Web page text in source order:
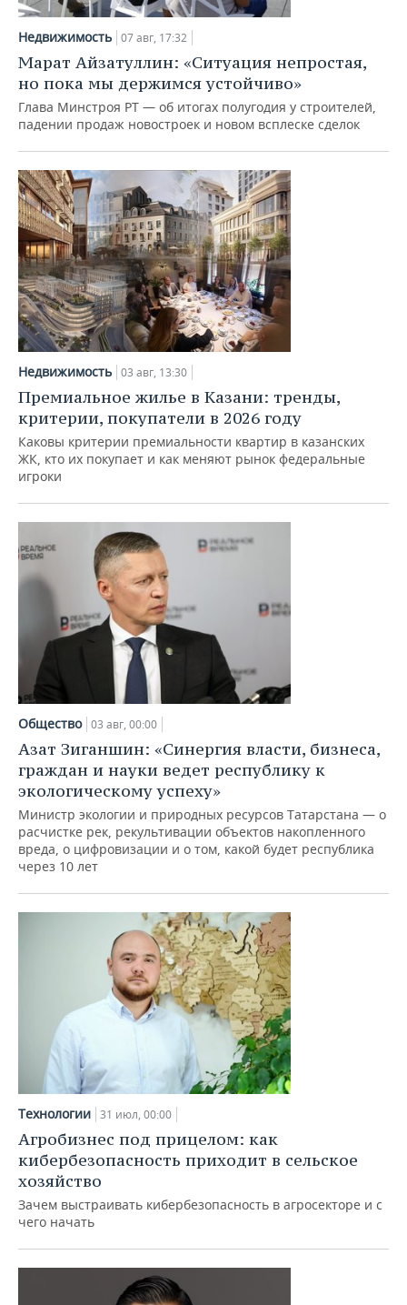
НЕФТЕХИМИЯ
НЕФТЬ
ОПК
ЭНЕРГЕТИКА
РОЗНИЧНАЯ ТОРГОВЛЯ
ТРАНСПОРТ
УСЛУГИ
НОВОСТИ ТЕХНОЛОГИЙ
МЕДИА
МЕРОПРИЯТИЯ
НОВОСТИ МЕРОПРИЯТИЙ
ВЫЕЗДНАЯ РЕДАКЦИЯ
ONLINE-КОНФЕРЕНЦИИ
ОТКРЫТАЯ ЛЕКЦИЯ
СПОРТ
НОВОСТИ СПОРТА
ХОККЕЙ
БАСКЕТБОЛ
ВОЛЕЙБОЛ
КИБЕРСПОРТ
ФИГУРНОЕ КАТАНИЕ
ВОДНЫЕ ВИДЫ СПОРТА
ХОККЕЙ С МЯЧОМ
ОБЩЕСТВО
ВЛАСТЬ
ИНФРАСТРУКТУРА
ИСТОРИЯ
КУЛЬТУРА
МЕДИЦИНА
ОБРАЗОВАНИЕ
ПРОИСШЕСТВИЯ
СЮЖЕТЫ
СПРАВОЧНИК
СПИСОК ПЕРСОН
СПИСОК КОМПАНИЙ
ПОЛНАЯ ВЕРСИЯ
Недвижимость 07 авг, 17:32
Марат Айзатуллин: «Ситуация непростая,
но пока мы держимся устойчиво»
Глава Минстроя РТ — об итогах полугодия у строителей,
падении продаж новостроек и новом всплеске сделок
Недвижимость 03 авг, 13:30
Премиальное жилье в Казани: тренды,
критерии, покупатели в 2026 году
Каковы критерии премиальности квартир в казанских
ЖК, кто их покупает и как меняют рынок федеральные
игроки
Общество 03 авг, 00:00
Азат Зиганшин: «Синергия власти, бизнеса,
граждан и науки ведет республику к
экологическому успеху»
Министр экологии и природных ресурсов Татарстана — о
расчистке рек, рекультивации объектов накопленного
вреда, о цифровизации и о том, какой будет республика
через 10 лет
Технологии 31 июл, 00:00
Агробизнес под прицелом: как
кибербезопасность приходит в сельское
хозяйство
Зачем выстраивать кибербезопасность в агросекторе и с
чего начать